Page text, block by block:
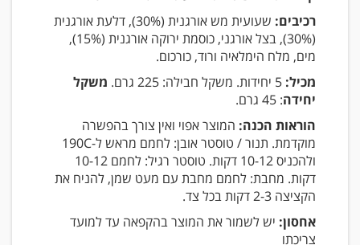
רכיבים:
שעועית מש אורגנית (30%), דלעת אורגנית
(30%), בצל אורגני, כוסמת ירוקה אורגנית (15%),
מים, מלח הימלאיה ורוד, כורכום.
מכיל:
משקל
יחידה: 45 גרם.
הוראות הכנה: המוצר אפוי ואין צורך בהפשרה
מוקדמת. תנור / טוסטר אובן: לחמם מראש ל-190C
ולהכניס 10-12 דקות. טוסטר רגיל: לחמם 10-12
דקות. מחבת: לחמם מחבת עם מעט שמן, להניח את
הקציצה 2-3 דקות בכל צד.
אחסון: יש לשמור את המוצר בהקפאה עד למועד
צריכתו